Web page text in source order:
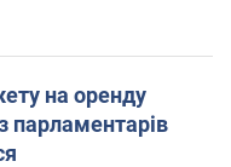
на оренду
парламентарів